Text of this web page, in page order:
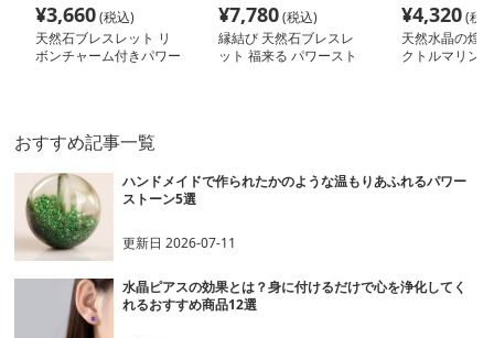
¥3,660(税込)
天然石ブレスレット リ
ボンチャーム付きパワー
¥7,780(税込)
縁結び 天然石ブレスレ
ット 福来る パワースト
¥4,320(税
天然水晶の煌
クトルマリン
おすすめ記事一覧
ハンドメイドで作られたかのような温もりあふれるパワー
ストーン5選
更新日2026-07-11
水晶ピアスの効果とは？身に付けるだけで心を浄化してく
れるおすすめ商品12選